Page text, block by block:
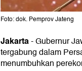
Foto: dok. Pemprov Jateng
Jakarta-Gubernur
tergabung dalam
menumbuhkan